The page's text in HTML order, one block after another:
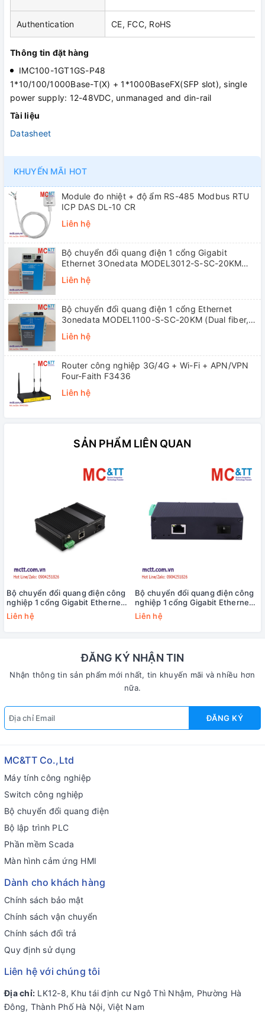
Authentication CE, FCC, RoHS
Thông tin đặt hàng
IMC100-1GT1GS-P48
1*10/100/1000Base-T(X) + 1*1000BaseFX(SFP slot), single
power supply: 12-48VDC, unmanaged and din-rail
Tài liệu
Datasheet
KHUYẾN MÃI HOT
Module đo nhiệt + độ ẩm RS-485 Modbus RTU
ICP DAS DL-10 CR
Liên hệ
Bộ chuyển đổi quang điện 1 cổng Gigabit
Ethernet 3Onedata MODEL3012-S-SC-20KM
Liên hệ
Bộ chuyển đổi quang điện 1 cổng Ethernet
3onedata MODEL1100-S-SC-20KM (Dual fiber,
Liên hệ
Router công nghiệp 3G/4G + Wi-Fi + APN/VPN
Four-Faith F3436
Liên hệ
SẢN PHẨM LIÊN QUAN
Bộ chuyển đổi quang điện công
nghiệp 1 cổng Gigabit Ethernet
sang 1 cổng SFP JHA JHA-
IGS11HP
Liên hệ
Bộ chuyển đổi quang điện công
nghiệp 1 cổng Gigabit Ethernet
sang Gigabit SFP USR-6311G-
SFP
Liên hệ
ĐĂNG KÝ NHẬN TIN
Nhận thông tin sản phẩm mới nhất, tin khuyến mãi và nhiều hơn
nữa.
ĐĂNG KÝ
MC&TT Co.,Ltd
Máy tính công nghiệp
Switch công nghiệp
Bộ chuyển đổi quang điện
Bộ lập trình PLC
Phần mềm Scada
Màn hình cảm ứng HMI
Dành cho khách hàng
Chính sách bảo mật
Chính sách vận chuyển
Chính sách đổi trả
Quy định sử dụng
Liên hệ với chúng tôi
Địa chỉ: LK12-8, Khu tái định cư Ngô Thì Nhậm, Phường Hà
Đông, Thành Phố Hà Nội, Việt Nam